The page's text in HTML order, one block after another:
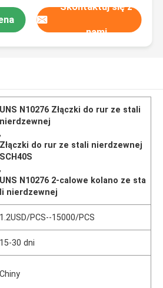
Skontaktuj się z
nami
UNS N10276 Złączki do rur ze stali
nierdzewnej
,
Złączki do rur ze stali nierdzewnej
SCH40S
,
UNS N10276 2-calowe kolano ze sta
li nierdzewnej
1.2USD/PCS--15000/PCS
15-30 dni
Chiny